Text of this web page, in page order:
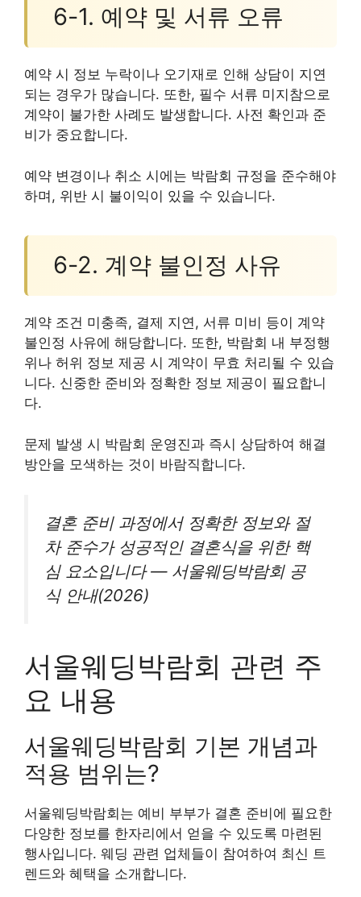
6-1. 예약 및 서류 오류
예약 시 정보 누락이나 오기재로 인해 상담이 지연
되는 경우가 많습니다. 또한, 필수 서류 미지참으로
계약이 불가한 사례도 발생합니다. 사전 확인과 준
비가 중요합니다.
예약 변경이나 취소 시에는 박람회 규정을 준수해야
하며, 위반 시 불이익이 있을 수 있습니다.
6-2. 계약 불인정 사유
계약 조건 미충족, 결제 지연, 서류 미비 등이 계약
불인정 사유에 해당합니다. 또한, 박람회 내 부정행
위나 허위 정보 제공 시 계약이 무효 처리될 수 있습
니다. 신중한 준비와 정확한 정보 제공이 필요합니
다.
문제 발생 시 박람회 운영진과 즉시 상담하여 해결
방안을 모색하는 것이 바람직합니다.
결혼 준비 과정에서 정확한 정보와 절
차 준수가 성공적인 결혼식을 위한 핵
심 요소입니다 — 서울웨딩박람회 공
식 안내(2026)
서울웨딩박람회 관련 주
요 내용
서울웨딩박람회 기본 개념과
적용 범위는?
서울웨딩박람회는 예비 부부가 결혼 준비에 필요한
다양한 정보를 한자리에서 얻을 수 있도록 마련된
행사입니다. 웨딩 관련 업체들이 참여하여 최신 트
렌드와 혜택을 소개합니다.